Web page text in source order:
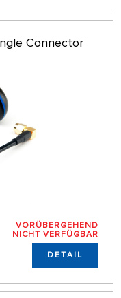
Connector
VORÜBERGEHEND
NICHT VERFÜGBAR
DETAIL